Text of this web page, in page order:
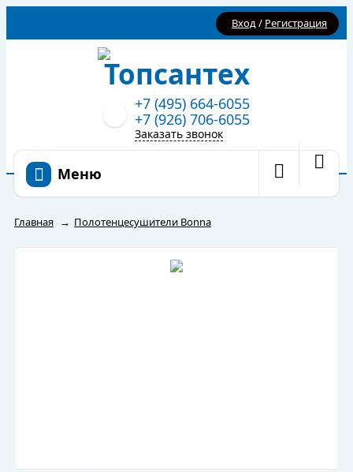
Вход/ Регистрация
+7 (495) 664-6055
+7 (926) 706-6055
Заказать звонок
Меню
Главная → Полотенцесушители Bonna